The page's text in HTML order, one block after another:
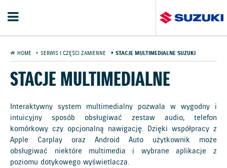
HOME SERWIS I CZĘŚCI ZAMIENNE STACJE MULTIMEDIALNE SUZUKI
STACJE MULTIMEDIALNE
Interaktywny system multimedialny pozwala w wygodny i
intuicyjny sposób obsługiwać zestaw audio, telefon
komórkowy czy opcjonalną nawigację. Dzięki współpracy z
Apple Carplay oraz Android Auto użytkownik może
obsługiwać niektóre multimedia i wybrane aplikacje z
poziomu dotykowego wyświetlacza.